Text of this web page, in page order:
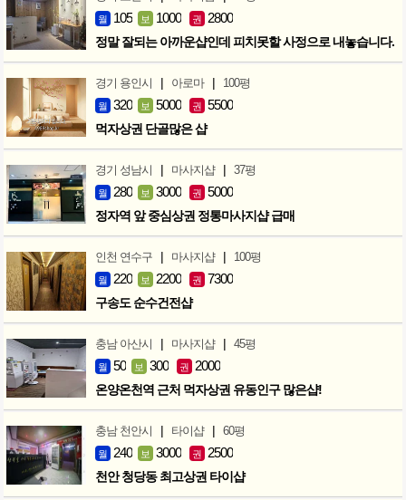
월 105 보 1000 권 2800
정말 잘되는 아까운샵인데 피치못할 사정으로 내놓습니다.
경기 용인시 | 아로마 | 100평
월 320 보 5000 권 5500
먹자상권 단골많은 샵
경기 성남시 | 마사지샵 | 37평
월 280 보 3000 권 5000
정자역 앞 중심상권 정통마사지샵 급매
인천 연수구 | 마사지샵 | 100평
월 220 보 2200 권 7300
구송도 순수건전샵
충남 아산시 | 마사지샵 | 45평
월 50 보 300 권 2000
온양온천역 근처 먹자상권 유동인구 많은샵!
충남 천안시 | 타이샵 | 60평
월 240 보 3000 권 2500
천안 청당동 최고상권 타이샵